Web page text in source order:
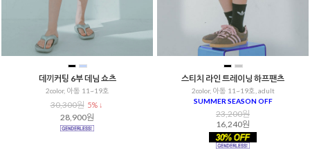
데끼커팅 6부 데님 쇼츠
2color, 아동 11~19호
30,300원 5% ↓
28,900원
스티치 라인 트레이닝 하프팬츠
2color, 아동 11~19호, adult
SUMMER SEASON OFF
23,200원
16,240원